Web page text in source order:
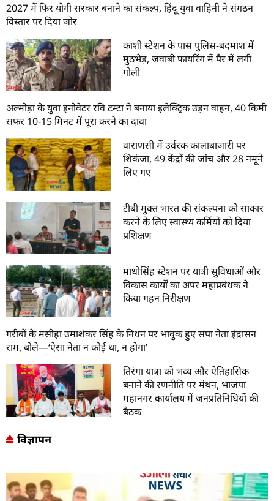
2027 में फिर योगी सरकार बनाने का संकल्प, हिंदू युवा वाहिनी ने संगठन
विस्तार पर दिया जोर
काशी स्टेशन के पास पुलिस-बदमाश में
मुठभेड़, जवाबी फायरिंग में पैर में लगी
गोली
अल्मोड़ा के युवा इनोवेटर रवि टम्टा ने बनाया इलेक्ट्रिक उड़न वाहन, 40 किमी
सफर 10-15 मिनट में पूरा करने का दावा
वाराणसी में उर्वरक कालाबाजारी पर
शिकंजा, 49 केंद्रों की जांच और 28 नमूने
लिए गए
टीबी मुक्त भारत की संकल्पना को साकार
करने के लिए स्वास्थ्य कर्मियों को दिया
प्रशिक्षण
माधोसिंह स्टेशन पर यात्री सुविधाओं और
विकास कार्यों का अपर महाप्रबंधक ने
किया गहन निरीक्षण
गरीबों के मसीहा उमाशंकर सिंह के निधन पर भावुक हुए सपा नेता इंद्रासन
राम, बोले—‘ऐसा नेता न कोई था, न होगा’
तिरंगा यात्रा को भव्य और ऐतिहासिक
बनाने की रणनीति पर मंथन, भाजपा
महानगर कार्यालय में जनप्रतिनिधियों की
बैठक
विज्ञापन